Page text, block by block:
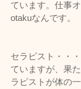
ています。仕事
otakuなんです。
セラピスト・・
ていますが、果
ラピストが体の